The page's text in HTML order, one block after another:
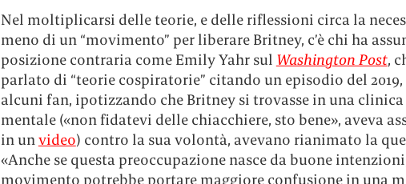
Nel moltiplicarsi delle teorie, e delle riflessioni circa la
meno di un “movimento” per liberare Britney, c’è chi ha
posizione contraria come Emily Yahr sul Washington Post,
parlato di “teorie cospiratorie” citando un episodio del
alcuni fan, ipotizzando che Britney si trovasse in una
mentale («non fidatevi delle chiacchiere, sto bene», aveva
in unvideo) contro la sua volontà, avevano rianimato la
«Anche se questa preoccupazione nasce da buone
movimento potrebbe portare maggiore confusione in una